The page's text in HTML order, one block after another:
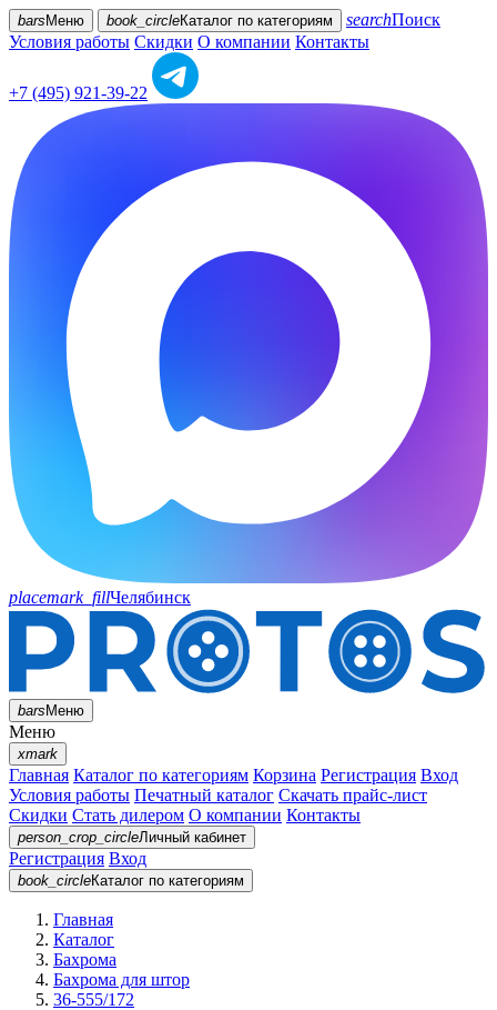
bars Меню book_circleКаталог по категориям searchПоиск
Условия работы Скидки О компании Контакты
+7 (495) 921-39-22
placemark_fillЧелябинск
barsМеню
Меню
xmark
Главная Каталог по категориям Корзина Регистрация Вход
Условия работы Печатный каталог Скачать прайс-лист
Скидки Стать дилером О компании Контакты
person_crop_circleЛичный кабинет
Регистрация Вход
book_circleКаталог по категориям
Главная
Каталог
Бахрома
Бахрома для штор
36-555/172